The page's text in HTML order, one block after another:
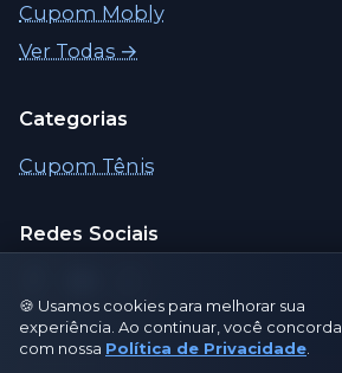
Cupom Mobly
Ver Todas →
Categorias
Cupom Tênis
Redes Sociais
🍪 Usamos cookies para melhorar sua
experiência. Ao continuar, você concorda
com nossa Política de Privacidade